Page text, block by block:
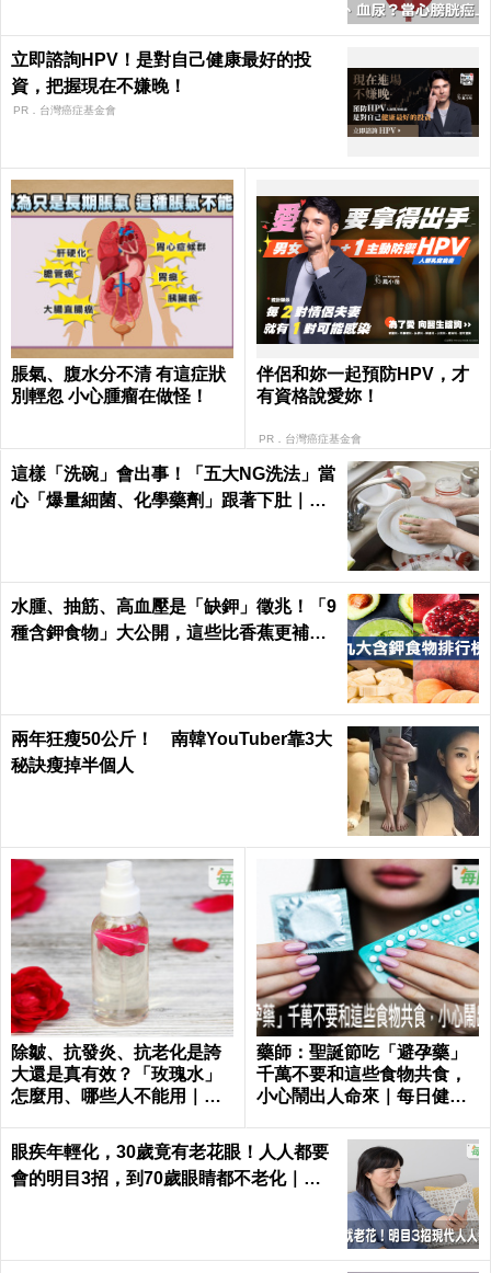
立即諮詢HPV！是對自己健康最好的投
資，把握現在不嫌晚！
PR．台灣癌症基金會
脹氣、腹水分不清 有這症狀
別輕忽 小心腫瘤在做怪！
伴侶和妳一起預防HPV，才
有資格說愛妳！
PR．台灣癌症基金會
這樣「洗碗」會出事！「五大NG洗法」當
心「爆量細菌、化學藥劑」跟著下肚｜每
水腫、抽筋、高血壓是「缺鉀」徵兆！「9
種含鉀食物」大公開，這些比香蕉更補鉀
兩年狂瘦50公斤！ 南韓YouTuber靠3大
秘訣瘦掉半個人
除皺、抗發炎、抗老化是誇
大還是真有效？「玫瑰水」
怎麼用、哪些人不能用｜每
藥師：聖誕節吃「避孕藥」
千萬不要和這些食物共食，
小心鬧出人命來｜每日健康
眼疾年輕化，30歲竟有老花眼！人人都要
會的明目3招，到70歲眼睛都不老化｜每